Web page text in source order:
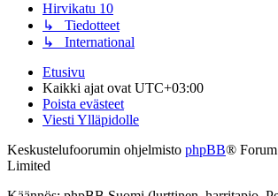
Hirvikatu 10
↳ Tiedotteet
↳ International
Etusivu
Kaikki ajat ovat UTC+03:00
Poista evästeet
Viesti Ylläpidolle
Keskustelufoorumin ohjelmisto phpBB®
Limited